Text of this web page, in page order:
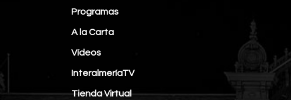
Programas
A la Carta
Vídeos
InteralmeríaTV
Tienda Virtual